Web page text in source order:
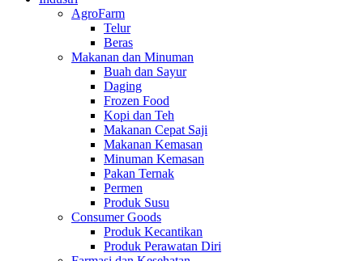
AgroFarm
Telur
Beras
Makanan dan Minuman
Buah dan Sayur
Daging
Frozen Food
Kopi dan Teh
Makanan Cepat Saji
Makanan Kemasan
Minuman Kemasan
Pakan Ternak
Permen
Produk Susu
Consumer Goods
Produk Kecantikan
Produk Perawatan Diri